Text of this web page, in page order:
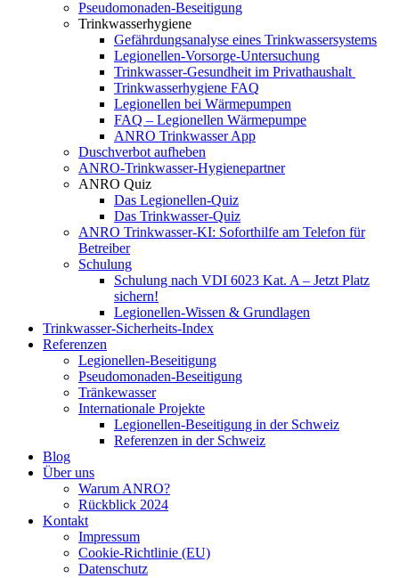
Pseudomonaden-Beseitigung
Trinkwasserhygiene
Gefährdungsanalyse eines Trinkwassersystems
Legionellen-Vorsorge-Untersuchung
Trinkwasser-Gesundheit im Privathaushalt
Trinkwasserhygiene FAQ
Legionellen bei Wärmepumpen
FAQ – Legionellen Wärmepumpe
ANRO Trinkwasser App
Duschverbot aufheben
ANRO-Trinkwasser-Hygienepartner
ANRO Quiz
Das Legionellen-Quiz
Das Trinkwasser-Quiz
ANRO Trinkwasser-KI: Soforthilfe am Telefon für
Betreiber
Schulung
Schulung nach VDI 6023 Kat. A – Jetzt Platz
sichern!
Legionellen-Wissen & Grundlagen
Trinkwasser-Sicherheits-Index
Referenzen
Legionellen-Beseitigung​
Pseudomonaden-Beseitigung​
Tränkewasser
Internationale Projekte
Legionellen-Beseitigung in der Schweiz
Referenzen in der Schweiz
Blog
Über uns
Warum ANRO?
Rückblick 2024
Kontakt
Impressum
Cookie-Richtlinie (EU)
Datenschutz